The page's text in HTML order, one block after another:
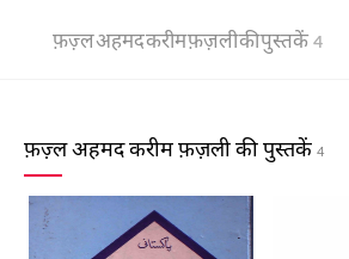
फ़ज़्ल अहमद करीम फ़ज़ली की पुस्तकें 4
फ़ज़्ल अहमद करीम फ़ज़ली की पुस्तकें 4